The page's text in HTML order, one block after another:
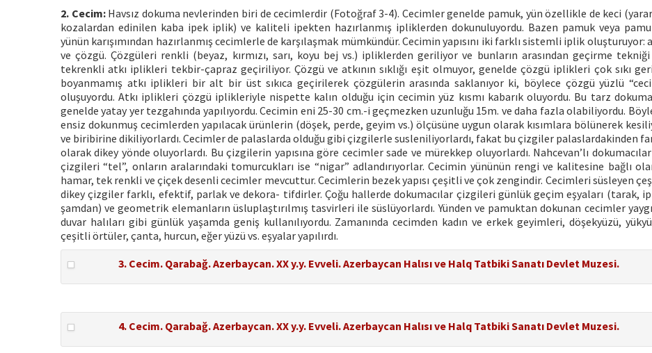
2. Cecim:Havsız dokuma nevlerinden biri de cecimlerdir (Fotoğraf 3-4). Cecimler genelde pamuk, yün özellikle de keci
kozalardan edinilen kaba ipek iplik) ve kaliteli ipekten hazırlanmış ipliklerden dokunuluyordu. Bazen pamuk veya
yünün karışımından hazırlanmış cecimlerle de karşılaşmak mümkündür. Cecimin yapısını iki farklı sistemli iplik oluşturuyor:
ve çözgü. Çözgüleri renkli (beyaz, kırmızı, sarı, koyu bej vs.) ipliklerden geriliyor ve bunların arasından geçirme
tekrenkli atkı iplikleri tekbir-çapraz geçiriliyor. Çözgü ve atkının sıklığı eşit olmuyor, genelde çözgü iplikleri çok sıkı
boyanmamış atkı iplikleri bir alt bir üst sıkıca geçirilerek çözgülerin arasında saklanıyor ki, böylece çözgü yüzlü
oluşuyordu. Atkı iplikleri çözgü iplikleriyle nispette kalın olduğu için cecimin yüz kısmı kabarık oluyordu. Bu tarz
genelde yatay yer tezgahında yapılıyordu. Cecimin eni 25-30 cm.-i geçmezken uzunluğu 15m. ve daha fazla olabiliyordu.
ensiz dokunmuş cecimlerden yapılacak ürünlerin (döşek, perde, geyim vs.) ölçüsüne uygun olarak kısımlara bölünerek
ve biribirine dikiliyorlardı. Cecimler de palaslarda olduğu gibi çizgilerle susleniliyorlardı, fakat bu çizgiler palaslardakinden
olarak dikey yönde oluyorlardı. Bu çizgilerin yapısına göre cecimler sade ve mürekkep oluyorlardı. Nahcevan’lı
çizgileri “tel”, onların aralarındaki tomurcukları ise “nigar” adlandırıyorlar. Cecimin yününün rengi ve kalitesine bağlı
hamar, tek renkli ve çiçek desenli cecimler mevcuttur. Cecimlerin bezek yapısı çeşitli ve çok zengindir. Cecimleri süsleyen
dikey çizgiler farklı, efektif, parlak ve dekora- tifdirler. Çoğu hallerde dokumacılar çizgileri günlük geçim eşyaları (tarak,
şamdan) ve geometrik elemanların üsluplaştırılmış tasvirleri ile süslüyorlardı. Yünden ve pamuktan dokunan cecimler
duvar halıları gibi günlük yaşamda geniş kullanılıyordu. Zamanında cecimden kadın ve erkek geyimleri, döşekyüzü,
çeşitli örtüler, çanta, hurcun, eğer yüzü vs. eşyalar yapılırdı.
3. Cecim. Qarabağ. Azerbaycan. XX y.y. Evveli. Azerbaycan Halısı ve Halq Tatbiki Sanatı Devlet Muzesi.
4. Cecim. Qarabağ. Azerbaycan. XX y.y. Evveli. Azerbaycan Halısı ve Halq Tatbiki Sanatı Devlet Muzesi.